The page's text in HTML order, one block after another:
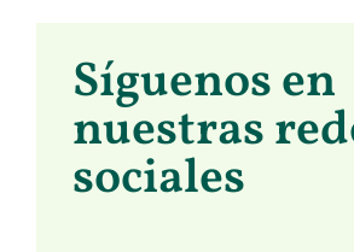
Síguenos en
nuestras
sociales